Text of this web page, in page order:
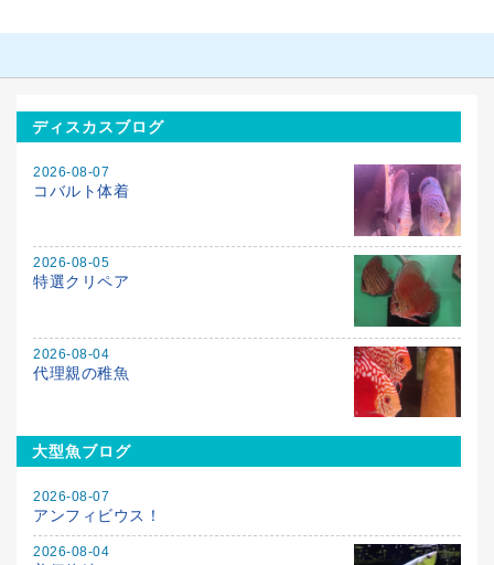
ディスカスブログ
2026-08-07
コバルト体着
2026-08-05
特選クリペア
2026-08-04
代理親の稚魚
大型魚ブログ
2026-08-07
アンフィビウス！
2026-08-04